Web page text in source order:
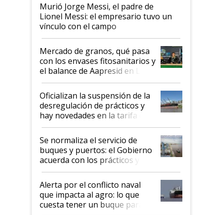
Murió Jorge Messi, el padre de
Lionel Messi: el empresario tuvo un
vínculo con el campo
Mercado de granos, qué pasa
con los envases fitosanitarios y
el balance de Aapresid en La
Posta
Oficializan la suspensión de la
desregulación de prácticos y
hay novedades en la tarifa de
la hidrovía
Se normaliza el servicio de
buques y puertos: el Gobierno
acuerda con los prácticos y
suspende el decreto de
desregulación
Alerta por el conflicto naval
que impacta al agro: lo que
cuesta tener un buque parado